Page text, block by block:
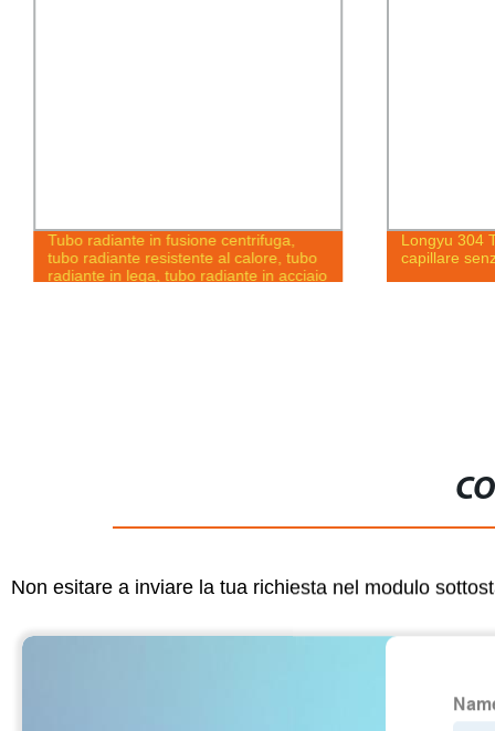
Tubo radiante in fusione centrifuga,
tubo radiante resistente al calore, tubo
radiante in lega, tubo radiante in acciaio
Longyu 304
capillare
Non esitare a inviare la tua richiesta nel modulo